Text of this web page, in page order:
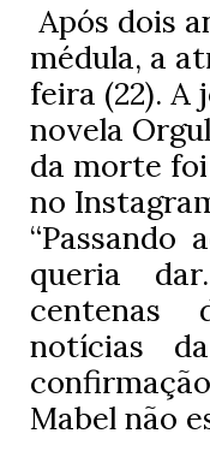
Após dois
médula, a
feira (22). A
novela
da morte
no
queria
centenas
notícias
Mabel não